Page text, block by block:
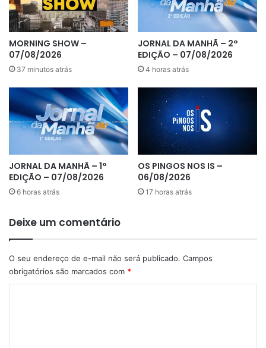
MORNING SHOW –
07/08/2026
37 minutos atrás
JORNAL DA MANHÃ – 2°
EDIÇÃO – 07/08/2026
4 horas atrás
JORNAL DA MANHÃ – 1°
EDIÇÃO – 07/08/2026
6 horas atrás
OS PINGOS NOS IS –
06/08/2026
17 horas atrás
Deixe um comentário
O seu endereço de e-mail não será publicado. Campos
obrigatórios são marcados com *